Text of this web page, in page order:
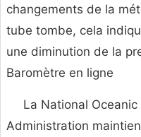
changements de la
tube tombe, cela
une diminution de la
Baromètre en ligne
La National
Administration